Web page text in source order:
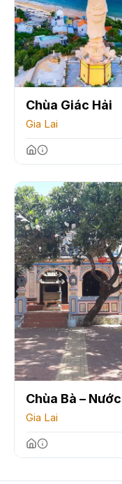
Chùa Giác Hải
Gia Lai
Chùa Bà – Nước
Mặn
Gia Lai